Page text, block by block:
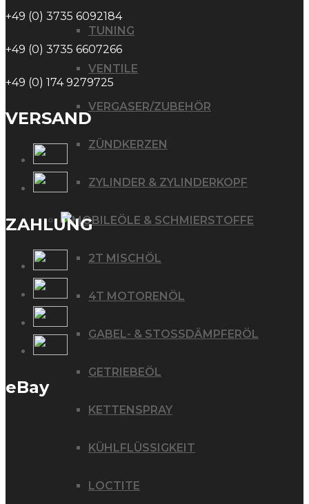
TUNING
VENTILE
VERGASER/ZUBEHÖR
ZÜNDKERZEN
ZYLINDER & ZYLINDERKOPF
ÖLE & SCHMIERSTOFFE
2T MISCHÖL
4T MOTORENÖL
GABEL- & STOSSDÄMPFERÖL
GETRIEBEÖL
KETTENSPRAY
KÜHLFLÜSSIGKEIT
LOCTITE
+49 (0) 3735 6092184
+49 (0) 3735 6607266
+49 (0) 174 9279725
VERSAND
ZAHLUNG
eBay